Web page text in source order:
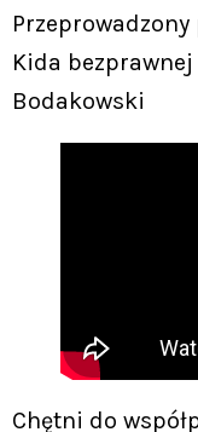
Kida
Bodakowski
Chętni do